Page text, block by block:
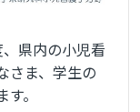
県内の小児看
さま、学生の
。